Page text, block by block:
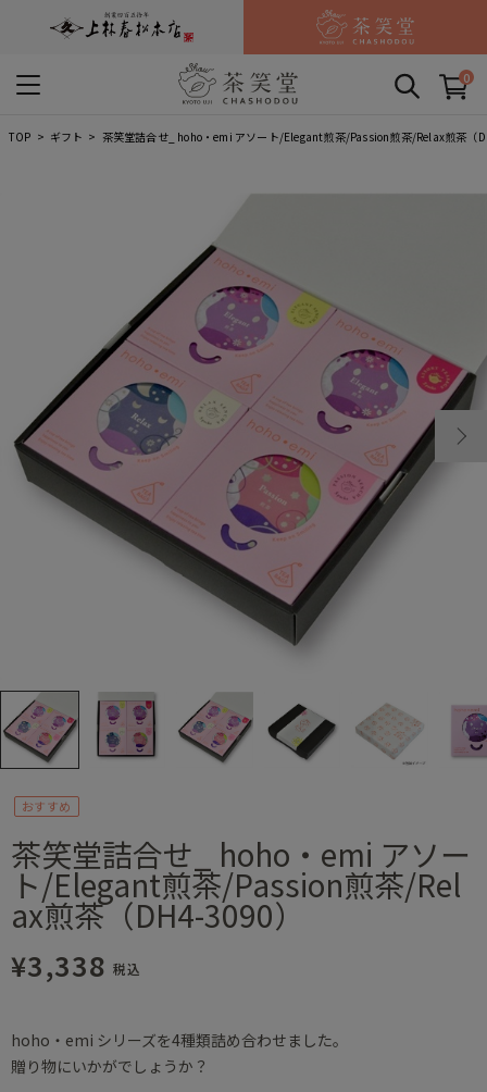
0
TOP ギフト 茶笑堂詰合せ_ hoho・emi アソート/Elegant煎茶/Passion煎茶/Relax煎茶（
おすすめ
茶笑堂詰合せ_ hoho・emi アソー
ト/Elegant煎茶/Passion煎茶/Rel
ax煎茶（DH4-3090）
¥3,338 税込
hoho・emi シリーズを4種類詰め合わせました。
贈り物にいかがでしょうか？